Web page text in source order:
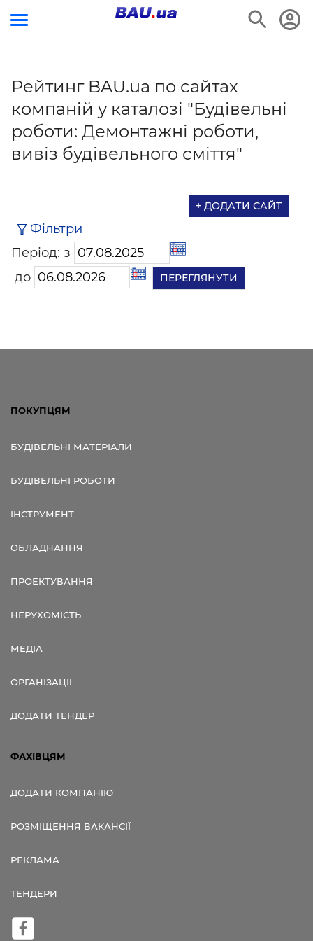
Рейтинг BAU.ua по сайтах
компаній у каталозі "Будівельні
роботи: Демонтажні роботи,
вивіз будівельного сміття"
+ ДОДАТИ САЙТ
Фільтри
Період: з
до
ПОКУПЦЯМ
БУДІВЕЛЬНІ МАТЕРІАЛИ
БУДІВЕЛЬНІ РОБОТИ
ІНСТРУМЕНТ
ОБЛАДНАННЯ
ПРОЕКТУВАННЯ
НЕРУХОМІСТЬ
МЕДІА
ОРГАНІЗАЦІЇ
ДОДАТИ ТЕНДЕР
ФАХІВЦЯМ
ДОДАТИ КОМПАНІЮ
РОЗМІЩЕННЯ ВАКАНСІЇ
РЕКЛАМА
ТЕНДЕРИ